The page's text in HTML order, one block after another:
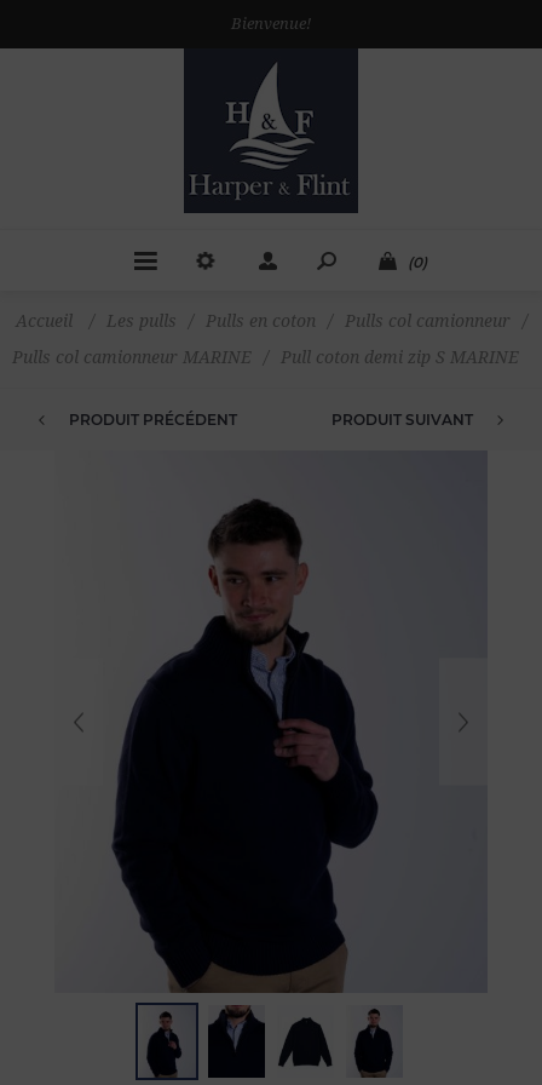
Bienvenue!
(0)
Accueil / Les pulls / Pulls en coton / Pulls col camionneur
/
Pulls col camionneur MARINE
/ Pull coton demi zip S MARINE
PRODUIT PRÉCÉDENT PRODUIT SUIVANT